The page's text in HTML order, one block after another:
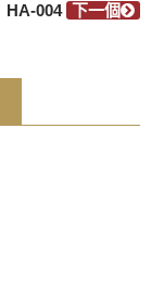
HA-004 下一個